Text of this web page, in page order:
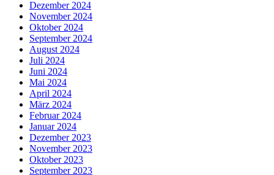
Dezember 2024
November 2024
Oktober 2024
September 2024
August 2024
Juli 2024
Juni 2024
Mai 2024
April 2024
März 2024
Februar 2024
Januar 2024
Dezember 2023
November 2023
Oktober 2023
September 2023